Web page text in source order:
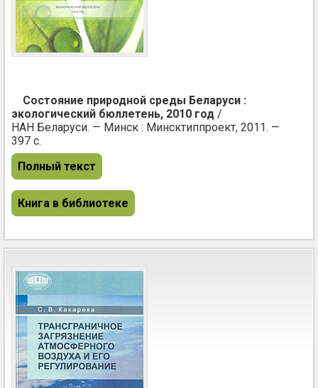
Состояние природной среды Беларуси :
экологический бюллетень, 2010 год /
НАН Беларуси. — Минск : Минсктиппроект, 2011. —
397 с.
Полный текст
Книга в библиотеке